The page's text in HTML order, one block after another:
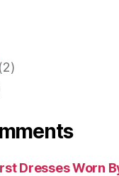
(2)
Dresses Worn